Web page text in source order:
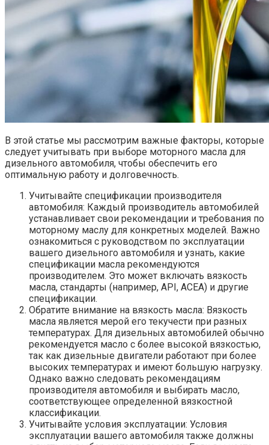
В этой статье мы рассмотрим важные факторы, которые
следует учитывать при выборе моторного масла для
дизельного автомобиля, чтобы обеспечить его
оптимальную работу и долговечность.
Учитывайте спецификации производителя
автомобиля: Каждый производитель автомобилей
устанавливает свои рекомендации и требования по
моторному маслу для конкретных моделей. Важно
ознакомиться с руководством по эксплуатации
вашего дизельного автомобиля и узнать, какие
спецификации масла рекомендуются
производителем. Это может включать вязкость
масла, стандарты (например, API, ACEA) и другие
спецификации.
Обратите внимание на вязкость масла: Вязкость
масла является мерой его текучести при разных
температурах. Для дизельных автомобилей обычно
рекомендуется масло с более высокой вязкостью,
так как дизельные двигатели работают при более
высоких температурах и имеют большую нагрузку.
Однако важно следовать рекомендациям
производителя автомобиля и выбирать масло,
соответствующее определенной вязкостной
классификации.
Учитывайте условия эксплуатации: Условия
эксплуатации вашего автомобиля также должны